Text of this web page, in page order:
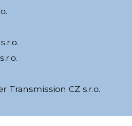
Transmission CZ s.r.o.